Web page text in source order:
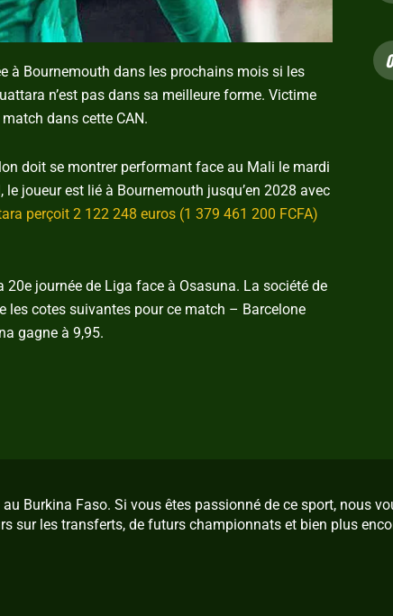
à Bournemouth dans les prochains mois si les
n’est pas dans sa meilleure forme. Victime
match dans cette CAN.
doit se montrer performant face au Mali le mardi
joueur est lié à Bournemouth jusqu’en 2028 avec
perçoit 2 122 248 euros (1 379 461 200 FCFA)
journée de Liga face à Osasuna. La société de
les cotes suivantes pour ce match – Barcelone
gagne à 9,95.
Burkina Faso. Si vous êtes passionné de ce sport, nous
sur les transferts, de futurs championnats et bien plus